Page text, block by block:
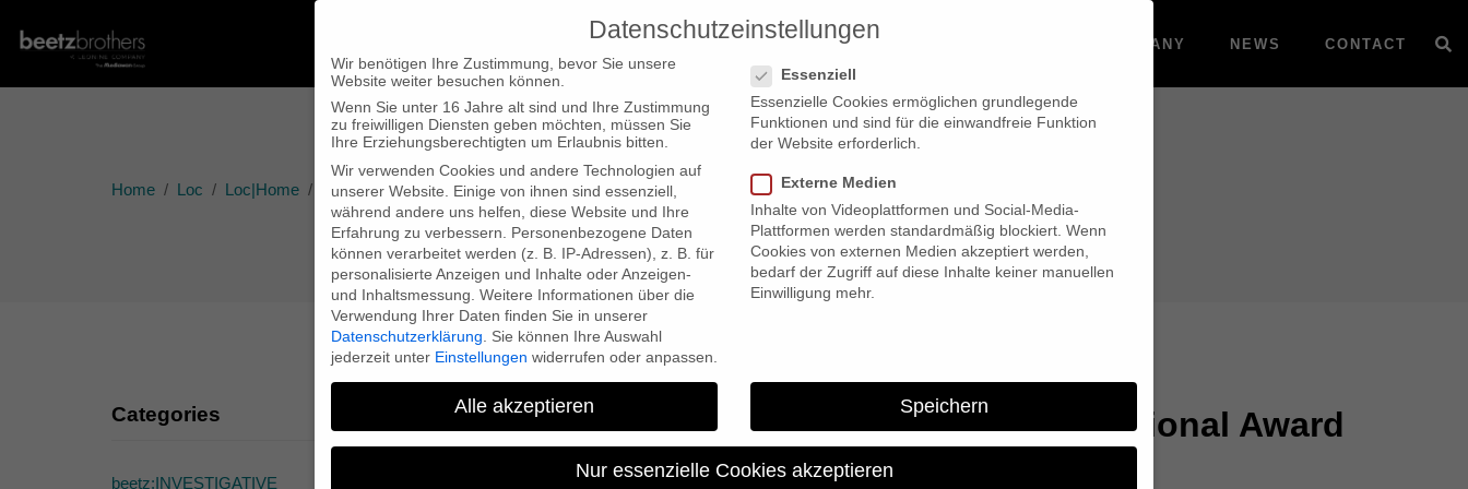
PRODUCTIONS COMPANY NEWS CONTACT
Home Loc Loc|Home TEENAGE on shortlist for FOCAL International Award
TEENAGE on shortlist for FOCAL International Award
Categories
beetz:INVESTIGATIVE
Datenschutzeinstellungen
Wir benötigen Ihre Zustimmung, bevor Sie unsere
Website weiter besuchen können.
Wenn Sie unter 16 Jahre alt sind und Ihre Zustimmung
zu freiwilligen Diensten geben möchten, müssen Sie
Ihre Erziehungsberechtigten um Erlaubnis bitten.
Wir verwenden Cookies und andere Technologien auf
unserer Website. Einige von ihnen sind essenziell,
während andere uns helfen, diese Website und Ihre
Erfahrung zu verbessern.
Personenbezogene Daten
können verarbeitet werden (z. B. IP-Adressen), z. B. für
personalisierte Anzeigen und Inhalte oder Anzeigen-
und Inhaltsmessung. Weitere Informationen über die
Verwendung Ihrer Daten finden Sie in unserer
Datenschutzerklärung
Sie können Ihre Auswahl
jederzeit unter Einstellungen widerrufen oder anpassen.
Essenziell
Essenzielle Cookies ermöglichen grundlegende
Funktionen und sind für die einwandfreie Funktion
der Website erforderlich.
Externe Medien
Inhalte von Videoplattformen und Social-Media-
Plattformen werden standardmäßig blockiert. Wenn
Cookies von externen Medien akzeptiert werden,
bedarf der Zugriff auf diese Inhalte keiner manuellen
Einwilligung mehr.
Alle akzeptieren Speichern
Nur essenzielle Cookies akzeptieren